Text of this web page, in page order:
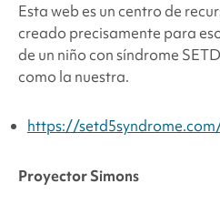
Esta web es un centro de
creado precisamente para
de un niño con síndrome
como la nuestra.
https://
Proyector Simons